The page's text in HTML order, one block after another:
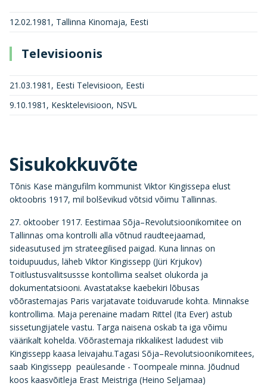
12.02.1981, Tallinna Kinomaja, Eesti
Televisioonis
21.03.1981, Eesti Televisioon, Eesti
9.10.1981, Kesktelevisioon, NSVL
Sisukokkuvõte
Tõnis Kase mängufilm kommunist Viktor Kingissepa elust
oktoobris 1917, mil bolševikud võtsid võimu Tallinnas.
27. oktoober 1917. Eestimaa Sõja–Revolutsioonikomitee on
Tallinnas oma kontrolli alla võtnud raudteejaamad,
sideasutused jm strateegilised paigad. Kuna linnas on
toidupuudus, läheb Viktor Kingissepp (Jüri Krjukov)
Toitlustusvalitsussse kontollima sealset olukorda ja
dokumentatsiooni. Avastatakse kaebekiri lõbusas
võõrastemajas Paris varjatavate toiduvarude kohta. Minnakse
kontrollima. Maja perenaine madam Rittel (Ita Ever) astub
sissetungijatele vastu. Targa naisena oskab ta iga võimu
väärikalt kohelda. Võõrastemaja rikkalikest ladudest viib
Kingissepp kaasa leivajahu.Tagasi Sõja–Revolutsioonikomitees,
saab Kingissepp peaülesande - Toompeale minna. Jõudnud
koos kaasvõitleja Erast Meistriga (Heino Seljamaa)